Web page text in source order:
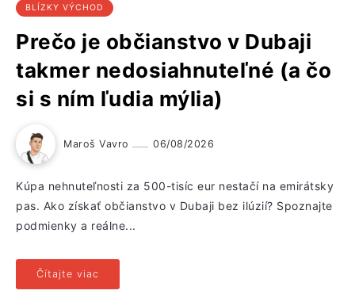
BLÍZKY VÝCHOD
Prečo je občianstvo v Dubaji
takmer nedosiahnuteľné (a čo
si s ním ľudia mýlia)
Maroš Vavro 06/08/2026
Kúpa nehnuteľnosti za 500-tisíc eur nestačí na emirátsky
pas. Ako získať občianstvo v Dubaji bez ilúzií? Spoznajte
podmienky a reálne...
Čítajte viac